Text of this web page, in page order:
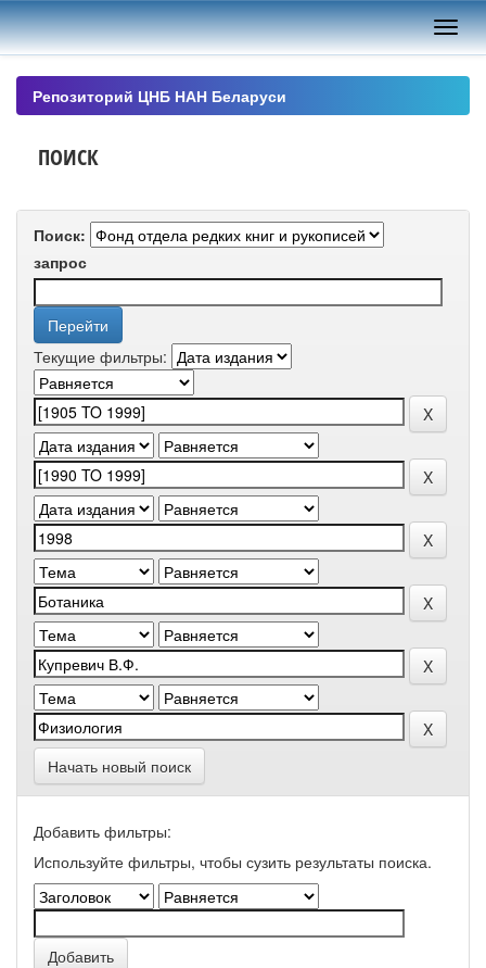
Skip
navigation
Репозиторий ЦНБ НАН Беларуси
ПОИСК
Поиск:
запрос
Текущие фильтры:
Начать новый поиск
Добавить фильтры:
Используйте фильтры, чтобы сузить результаты поиска.